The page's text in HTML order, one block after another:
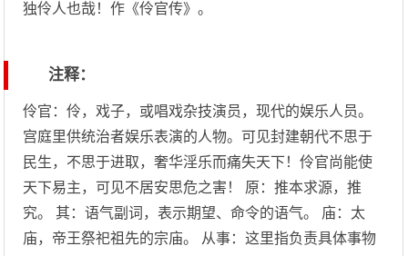
独伶人也哉！作《伶官传》。
注释：
伶官：伶，戏子，或唱戏杂技演员，现代的娱乐人员。
宫庭里供统治者娱乐表演的人物。可见封建朝代不思于
民生，不思于进取，奢华淫乐而痛失天下！伶官尚能使
天下易主，可见不居安思危之害！ 原：推本求源，推
究。 其：语气副词，表示期望、命令的语气。 庙：太
庙，帝王祭祀祖先的宗庙。 从事：这里指负责具体事物